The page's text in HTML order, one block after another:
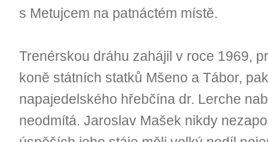
s Metujcem na patnáctém místě.
Trenérskou dráhu zahájil v roce 1969,
koně státních statků Mšeno a Tábor,
napajedelského hřebčína dr. Lerche
neodmítá. Jaroslav Mašek nikdy